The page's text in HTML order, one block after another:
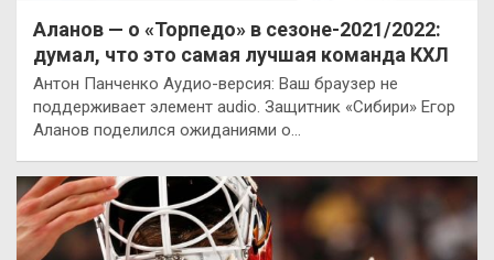
Аланов — о «Торпедо» в сезоне-2021/2022:
думал, что это самая лучшая команда КХЛ
Антон Панченко Аудио-версия: Ваш браузер не
поддерживает элемент audio. Защитник «Сибири» Егор
Аланов поделился ожиданиями о…